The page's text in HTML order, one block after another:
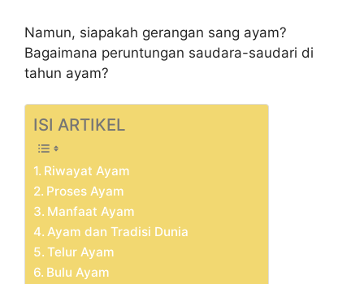
Namun, siapakah gerangan sang ayam?
Bagaimana peruntungan saudara-saudari di
tahun ayam?
ISI ARTIKEL
Riwayat Ayam
Proses Ayam
Manfaat Ayam
Ayam dan Tradisi Dunia
Telur Ayam
Bulu Ayam